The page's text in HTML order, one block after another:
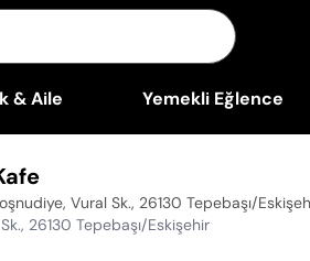
& Aile Yemekli Eğlence
Vural Sk., 26130 Tepebaşı/
26130 Tepebaşı/Eskişehir